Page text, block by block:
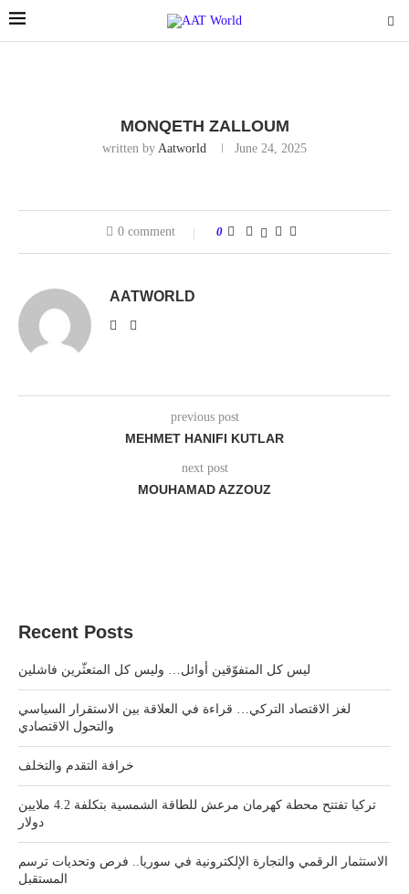
MONQETH ZALLOUM
written by Aatworld June 24, 2025
0 comment 0
AATWORLD
previous post
MEHMET HANIFI KUTLAR
next post
MOUHAMAD AZZOUZ
Recent Posts
ليس كل المتفوّقين أوائل… وليس كل المتعثّرين فاشلين
لغز الاقتصاد التركي… قراءة في العلاقة بين الاستقرار السياسي
والتحول الاقتصادي
خرافة التقدم والتخلف
تركيا تفتتح محطة كهرمان مرعش للطاقة الشمسية بتكلفة 4.2 ملايين
دولار
الاستثمار الرقمي والتجارة الإلكترونية في سوريا.. فرص وتحديات ترسم
المستقبل